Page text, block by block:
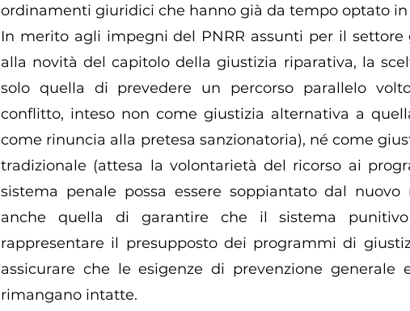
ordinamenti giuridici che hanno già da tempo optato in
In merito agli impegni del PNRR assunti per il settore
alla novità del capitolo della giustizia riparativa, la
solo quella di prevedere un percorso parallelo
conflitto, inteso non come giustizia alternativa a
come rinuncia alla pretesa sanzionatoria), né come
tradizionale (attesa la volontarietà del ricorso ai
sistema penale possa essere soppiantato dal
anche quella di garantire che il sistema
rappresentare il presupposto dei programmi di
assicurare che le esigenze di prevenzione generale
rimangano intatte.